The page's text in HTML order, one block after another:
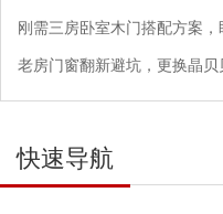
刚需三房卧室木门搭配方案
老房门窗翻新避坑，更换晶
快速导航